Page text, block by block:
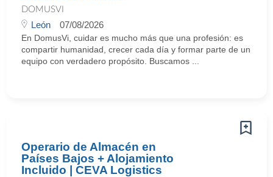
DOMUSVI
León 07/08/2026
En DomusVi, cuidar es mucho más que una profesión: es
compartir humanidad, crecer cada día y formar parte de un
equipo con verdadero propósito. Buscamos ...
Operario de Almacén en
Países Bajos + Alojamiento
Incluido | CEVA Logistics